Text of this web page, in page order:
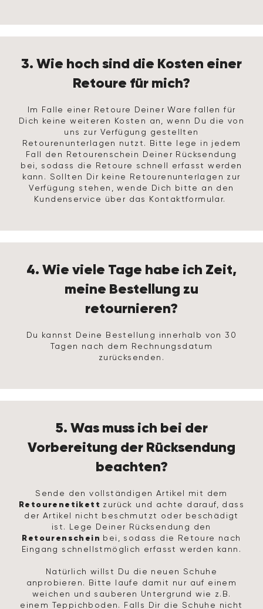
3. Wie hoch sind die Kosten einer
Retoure für mich?
Im Falle einer Retoure Deiner Ware fallen für
Dich keine weiteren Kosten an, wenn Du die von
uns zur Verfügung gestellten
Retourenunterlagen nutzt. Bitte lege in jedem
Fall den Retourenschein Deiner Rücksendung
bei, sodass die Retoure schnell erfasst werden
kann. Sollten Dir keine Retourenunterlagen zur
Verfügung stehen, wende Dich bitte an den
Kundenservice über das Kontaktformular.
4. Wie viele Tage habe ich Zeit,
meine Bestellung zu
retournieren?
Du kannst Deine Bestellung innerhalb von 30
Tagen nach dem Rechnungsdatum
zurücksenden.
5. Was muss ich bei der
Vorbereitung der Rücksendung
beachten?
Sende den vollständigen Artikel mit dem
Retourenetikett zurück und achte darauf, dass
der Artikel nicht beschmutzt oder beschädigt
ist. Lege Deiner Rücksendung den
Retourenschein bei, sodass die Retoure nach
Eingang schnellstmöglich erfasst werden kann.
Natürlich willst Du die neuen Schuhe
anprobieren. Bitte laufe damit nur auf einem
weichen und sauberen Untergrund wie z.B.
einem Teppichboden. Falls Dir die Schuhe nicht